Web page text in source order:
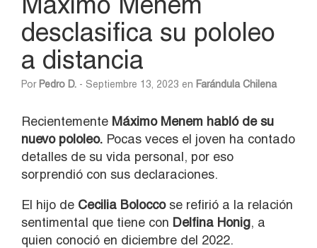
desclasifica su pololeo
a distancia
Por Pedro D. - Septiembre 13, 2023 en Farándula Chilena
Recientemente Máximo Menem habló de su
nuevo pololeo. Pocas veces el joven ha contado
detalles de su vida personal, por eso
sorprendió con sus declaraciones.
El hijo de Cecilia Boloccose refirió a la relación
sentimental que tiene con Delfina Honig, a
quien conoció en diciembre del 2022.